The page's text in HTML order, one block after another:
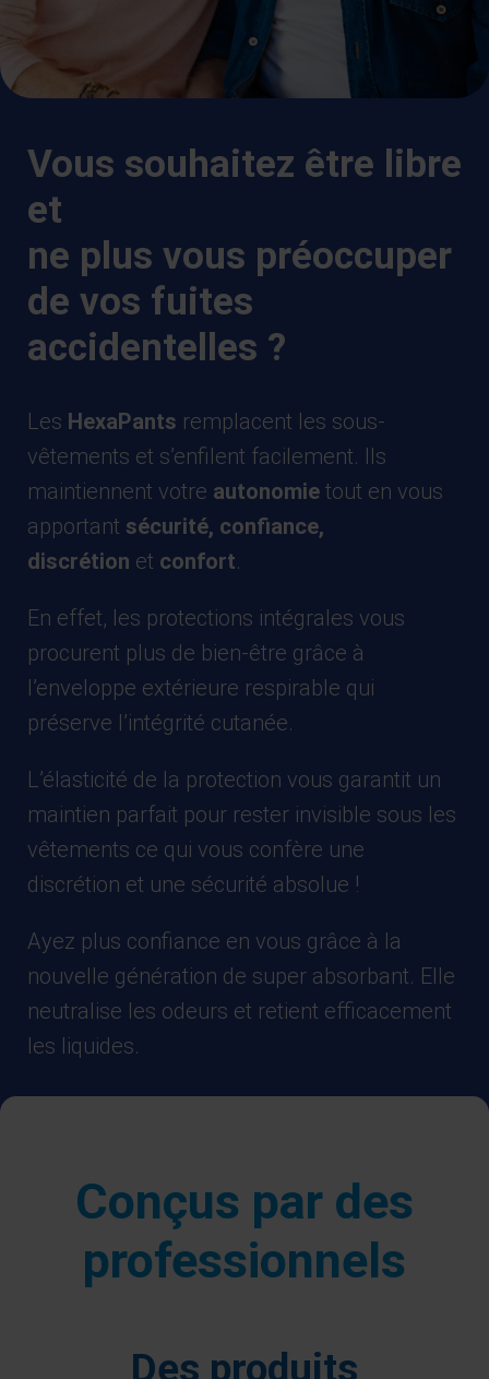
Vous souhaitez être libre
et
ne plus vous préoccuper
de vos fuites
accidentelles ?
Les HexaPants remplacent les sous-
vêtements et s’enfilent facilement. Ils
maintiennent votre autonomie tout en vous
apportant sécurité, confiance,
discrétion et confort.
En effet, les protections intégrales vous
procurent plus de bien-être grâce à
l’enveloppe extérieure respirable qui
préserve l’intégrité cutanée.
L’élasticité de la protection vous garantit un
maintien parfait pour rester invisible sous les
vêtements ce qui vous confère une
discrétion et une sécurité absolue !
Ayez plus confiance en vous grâce à la
nouvelle génération de super absorbant. Elle
neutralise les odeurs et retient efficacement
les liquides.
Conçus par des
professionnels
Des produits